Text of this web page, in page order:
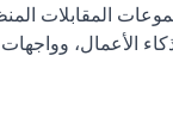
المقابلات
الأعمال،